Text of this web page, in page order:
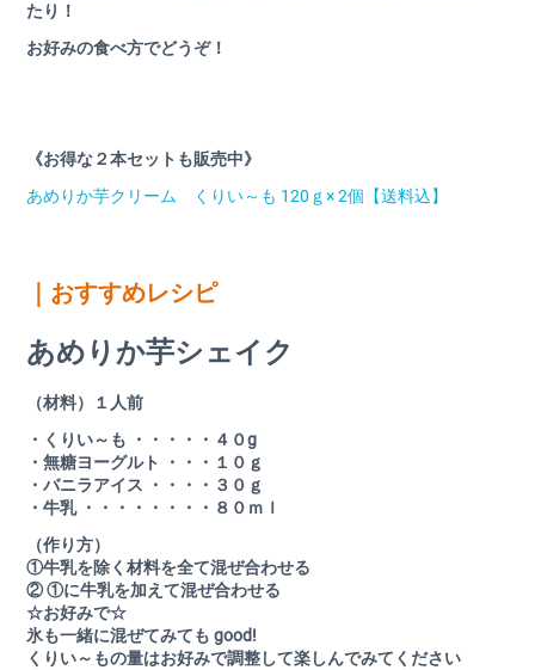
たり！
お好みの食べ方でどうぞ！
《お得な２本セットも販売中》
あめりか芋クリーム くりい～も 120ｇ× 2個【送料込】
｜おすすめレシピ
あめりか芋シェイク
（材料）１人前
・くりい～も ・・・・・４０g
・無糖ヨーグルト ・・・１０ｇ
・バニラアイス ・・・・３０ｇ
・牛乳 ・・・・・・・・８０ｍｌ
（作り方）
①牛乳を除く材料を全て混ぜ合わせる
② ①に牛乳を加えて混ぜ合わせる
☆お好みで☆
氷も一緒に混ぜてみても good!
くりい～もの量はお好みで調整して楽しんでみてください